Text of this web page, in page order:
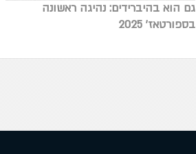
גם הוא בהיברידים: נהיגה ראשונה
בספורטאז' 2025